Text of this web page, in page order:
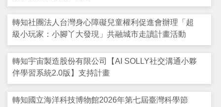
課程與教學
學習輔導
支持服務
活動訊息
轉知社團法人台灣身心障礙兒童權利促進會辦理「超
級小玩家：小腳丫大發現」共融城市走讀計畫活動
轉知宇宙製造股份有限公司【AI SOLLY社交溝通小夥
伴學習系統2.0版】支持計畫
轉知國立海洋科技博物館2026年第七屆臺灣科學節